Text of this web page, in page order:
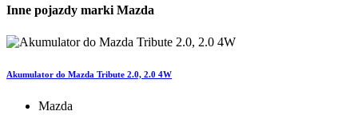
Inne pojazdy marki Mazda
Akumulator do Mazda Tribute 2.0, 2.0 4W
Mazda